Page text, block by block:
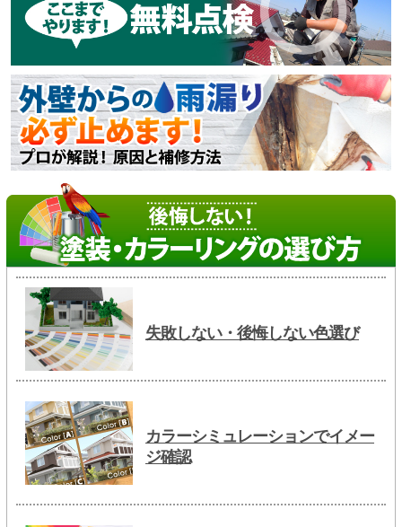
失敗しない・後悔しない色選び
カラーシミュレーションでイメー
ジ確認